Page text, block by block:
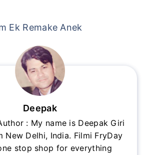
Ek Remake Anek
Deepak
: My name is Deepak Giri
New Delhi, India. Filmi FryDay
stop shop for everything